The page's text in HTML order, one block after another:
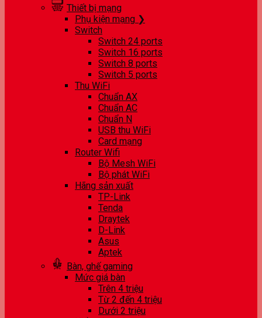
Thiết bị mạng
Phụ kiện mạng ❯
Switch
Switch 24 ports
Switch 16 ports
Switch 8 ports
Switch 5 ports
Thu WiFi
Chuẩn AX
Chuẩn AC
Chuẩn N
USB thu WiFi
Card mạng
Router Wifi
Bộ Mesh WiFi
Bộ phát WiFi
Hãng sản xuất
TP-Link
Tenda
Draytek
D-Link
Asus
Aptek
Bàn, ghế gaming
Mức giá bàn
Trên 4 triệu
Từ 2 đến 4 triệu
Dưới 2 triệu